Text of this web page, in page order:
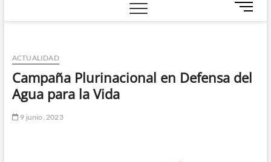
B
o
d
e
ACTUALIDAD
Campaña Plurinacional en Defensa del
Agua para la Vida
9 junio, 2023